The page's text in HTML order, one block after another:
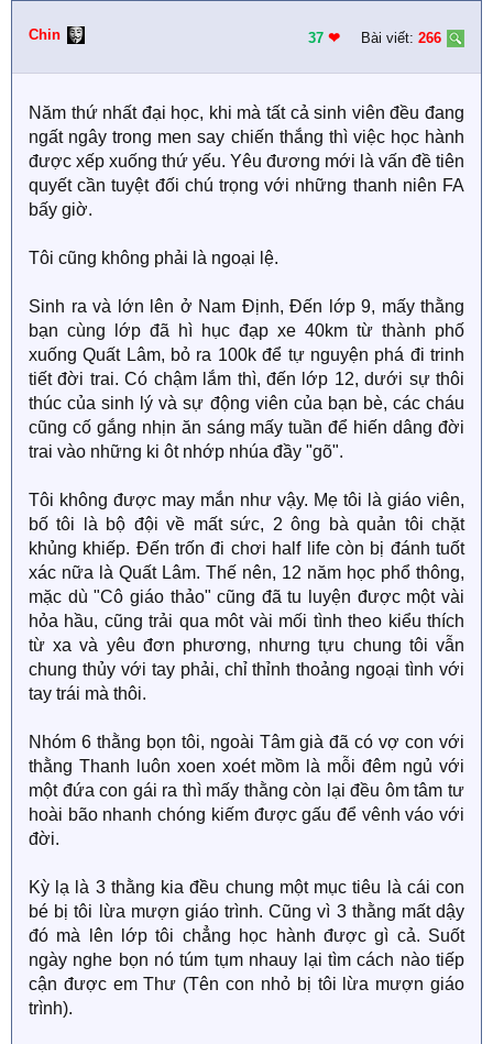
Chin 37 ❤︎ Bài viết: 266
Năm thứ nhất đại học, khi mà tất cả sinh viên đều đang
ngất ngây trong men say chiến thắng thì việc học hành
được xếp xuống thứ yếu. Yêu đương mới là vấn đề tiên
quyết cần tuyệt đối chú trọng với những thanh niên FA
bấy giờ.
Tôi cũng không phải là ngoại lệ.
Sinh ra và lớn lên ở Nam Định, Đến lớp 9, mấy thằng
bạn cùng lớp đã hì hục đạp xe 40km từ thành phố
xuống Quất Lâm, bỏ ra 100k để tự nguyện phá đi trinh
tiết đời trai. Có chậm lắm thì, đến lớp 12, dưới sự thôi
thúc của sinh lý và sự động viên của bạn bè, các cháu
cũng cố gắng nhịn ăn sáng mấy tuần để hiến dâng đời
trai vào những ki ôt nhớp nhúa đầy "gõ".
Tôi không được may mắn như vậy. Mẹ tôi là giáo viên,
bố tôi là bộ đội về mất sức, 2 ông bà quản tôi chặt
khủng khiếp. Đến trốn đi chơi half life còn bị đánh tuốt
xác nữa là Quất Lâm. Thế nên, 12 năm học phổ thông,
mặc dù "Cô giáo thảo" cũng đã tu luyện được một vài
hỏa hầu, cũng trải qua môt vài mối tình theo kiểu thích
từ xa và yêu đơn phương, nhưng tựu chung tôi vẫn
chung thủy với tay phải, chỉ thỉnh thoảng ngoại tình với
tay trái mà thôi.
Nhóm 6 thằng bọn tôi, ngoài Tâm già đã có vợ con với
thằng Thanh luôn xoen xoét mồm là mỗi đêm ngủ với
một đứa con gái ra thì mấy thằng còn lại đều ôm tâm tư
hoài bão nhanh chóng kiếm được gấu để vênh váo với
đời.
Kỳ lạ là 3 thằng kia đều chung một mục tiêu là cái con
bé bị tôi lừa mượn giáo trình. Cũng vì 3 thằng mất dậy
đó mà lên lớp tôi chẳng học hành được gì cả. Suốt
ngày nghe bọn nó túm tụm nhauy lại tìm cách nào tiếp
cận được em Thư (Tên con nhỏ bị tôi lừa mượn giáo
trình).